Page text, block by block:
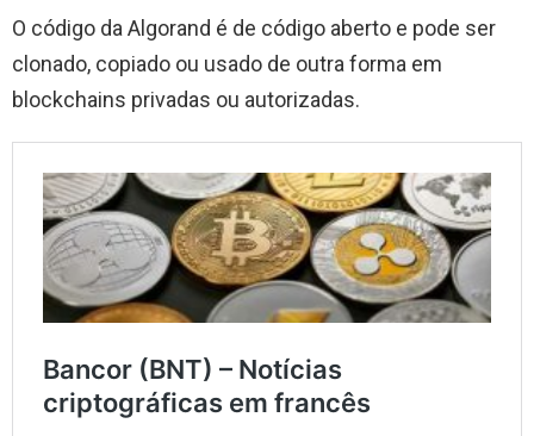
O código da Algorand é de código aberto e pode ser
clonado, copiado ou usado de outra forma em
blockchains privadas ou autorizadas.